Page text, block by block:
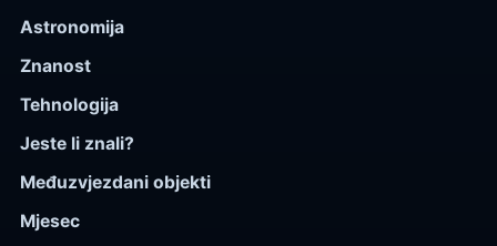
Astronomija
Znanost
Tehnologija
Jeste li znali?
Međuzvjezdani objekti
Mjesec